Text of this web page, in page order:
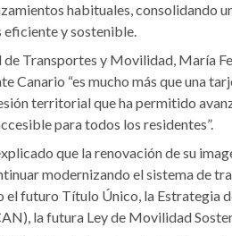
habituales, consolidando
eficiente y sostenible.
Transportes y Movilidad, María
Canario “es mucho más que una
territorial que ha permitido
para todos los residentes”.
que la renovación de su
modernizando el sistema de
el futuro Título Único, la Estrategia
la futura Ley de Movilidad